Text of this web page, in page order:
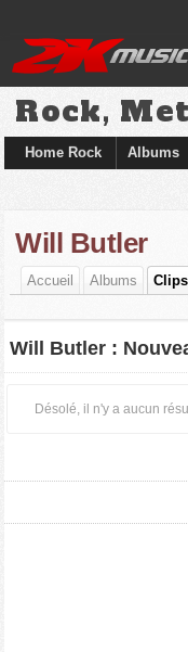
Rock,
Home Rock Albums
Will Butler
Accueil Albums Clips
Will Butler :
Désolé, il n'y a aucun